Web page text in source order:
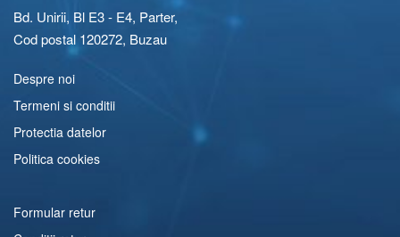
Bd. Unirii, Bl E3 - E4, Parter,
Cod postal 120272, Buzau
Despre noi
Termeni si conditii
Protectia datelor
Politica cookies
Formular retur